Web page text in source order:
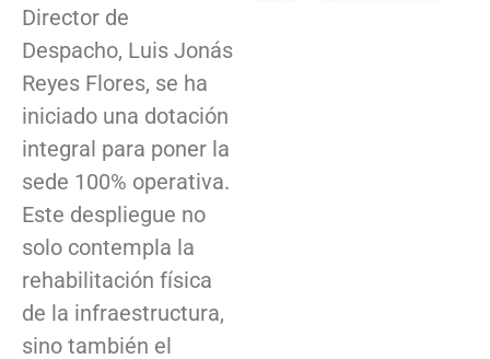
Director de
Despacho, Luis Jonás
Reyes Flores, se ha
iniciado una dotación
integral para poner la
sede 100% operativa.
Este despliegue no
solo contempla la
rehabilitación física
de la infraestructura,
sino también el